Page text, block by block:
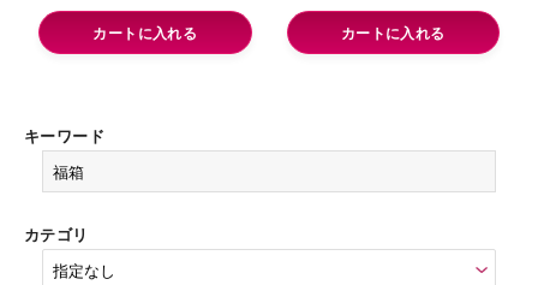
カートに入れる カートに入れる
キーワード
カテゴリ